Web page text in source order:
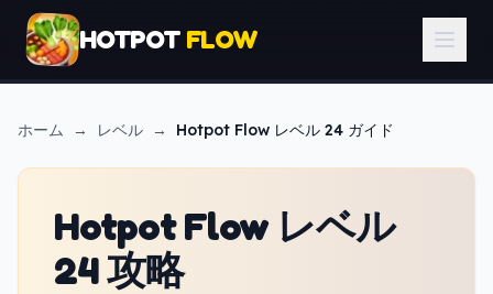
HOTPOT FLOW
ホーム → レベル → Hotpot Flow レベル 24 ガイド
Hotpot Flow レベル
24 攻略